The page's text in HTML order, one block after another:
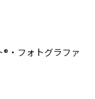
・フォトグラファ